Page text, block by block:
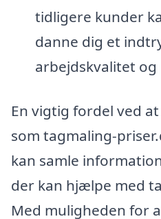
tidligere kunder
danne dig et
arbejdskvalitet
En vigtig fordel ved
som tagmaling-
kan samle
der kan hjælpe med
Med muligheden for